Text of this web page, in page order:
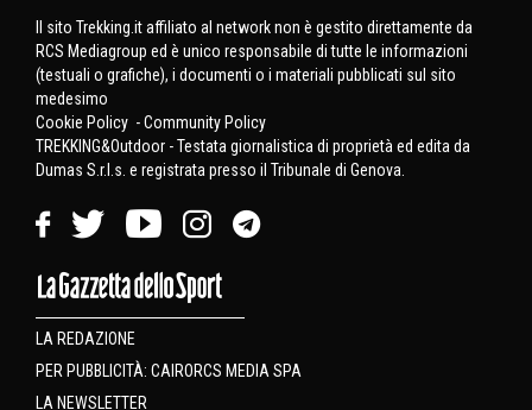
Il sito Trekking.it affiliato al network non è gestito direttamente da
RCS Mediagroup ed è unico responsabile di tutte le informazioni
(testuali o grafiche), i documenti o i materiali pubblicati sul sito
medesimo
Cookie Policy -Community Policy
TREKKING&Outdoor - Testata giornalistica di proprietà ed edita da
Dumas S.r.l.s. e registrata presso il Tribunale di Genova.
LA REDAZIONE
PER PUBBLICITÀ: CAIRORCS MEDIA SPA
LA NEWSLETTER